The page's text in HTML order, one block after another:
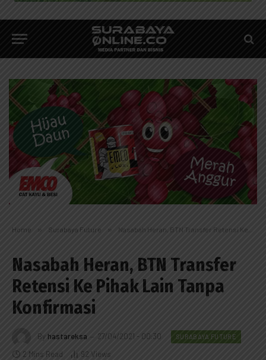
Home » Surabaya Future » Nasabah Heran, BTN Transfer Retensi Ke Pihak Lain Tanpa Konfirmasi
Nasabah Heran, BTN Transfer
Retensi Ke Pihak Lain Tanpa
Konfirmasi
By hastareksa 27/04/2021 - 00:30 SURABAYA FUTURE
2 Mins Read 92 Views